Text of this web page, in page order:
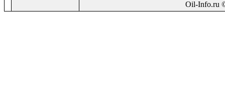
Oil-Info.ru